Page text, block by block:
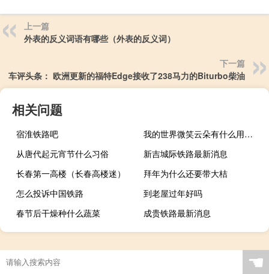
上一篇
外表的反义词语有哪些（外表的反义词）
下一篇
车评头条： 欧洲更新的福特Edge接收了238马力的Biturbo柴油
相关问题
宿淮铁路吧
我的世界微笑云朵有什么用（云朵有力量打一字是什么字）
从唐代起元宵节什么习俗
新吉城际铁路最新消息
长春第一高楼（长春高楼迷）
拜年为什么还要带大桔
怎么投诉中国铁路
到老屋过年好吗
春节后干燥种什么蔬菜
成贵铁路最新消息
☚